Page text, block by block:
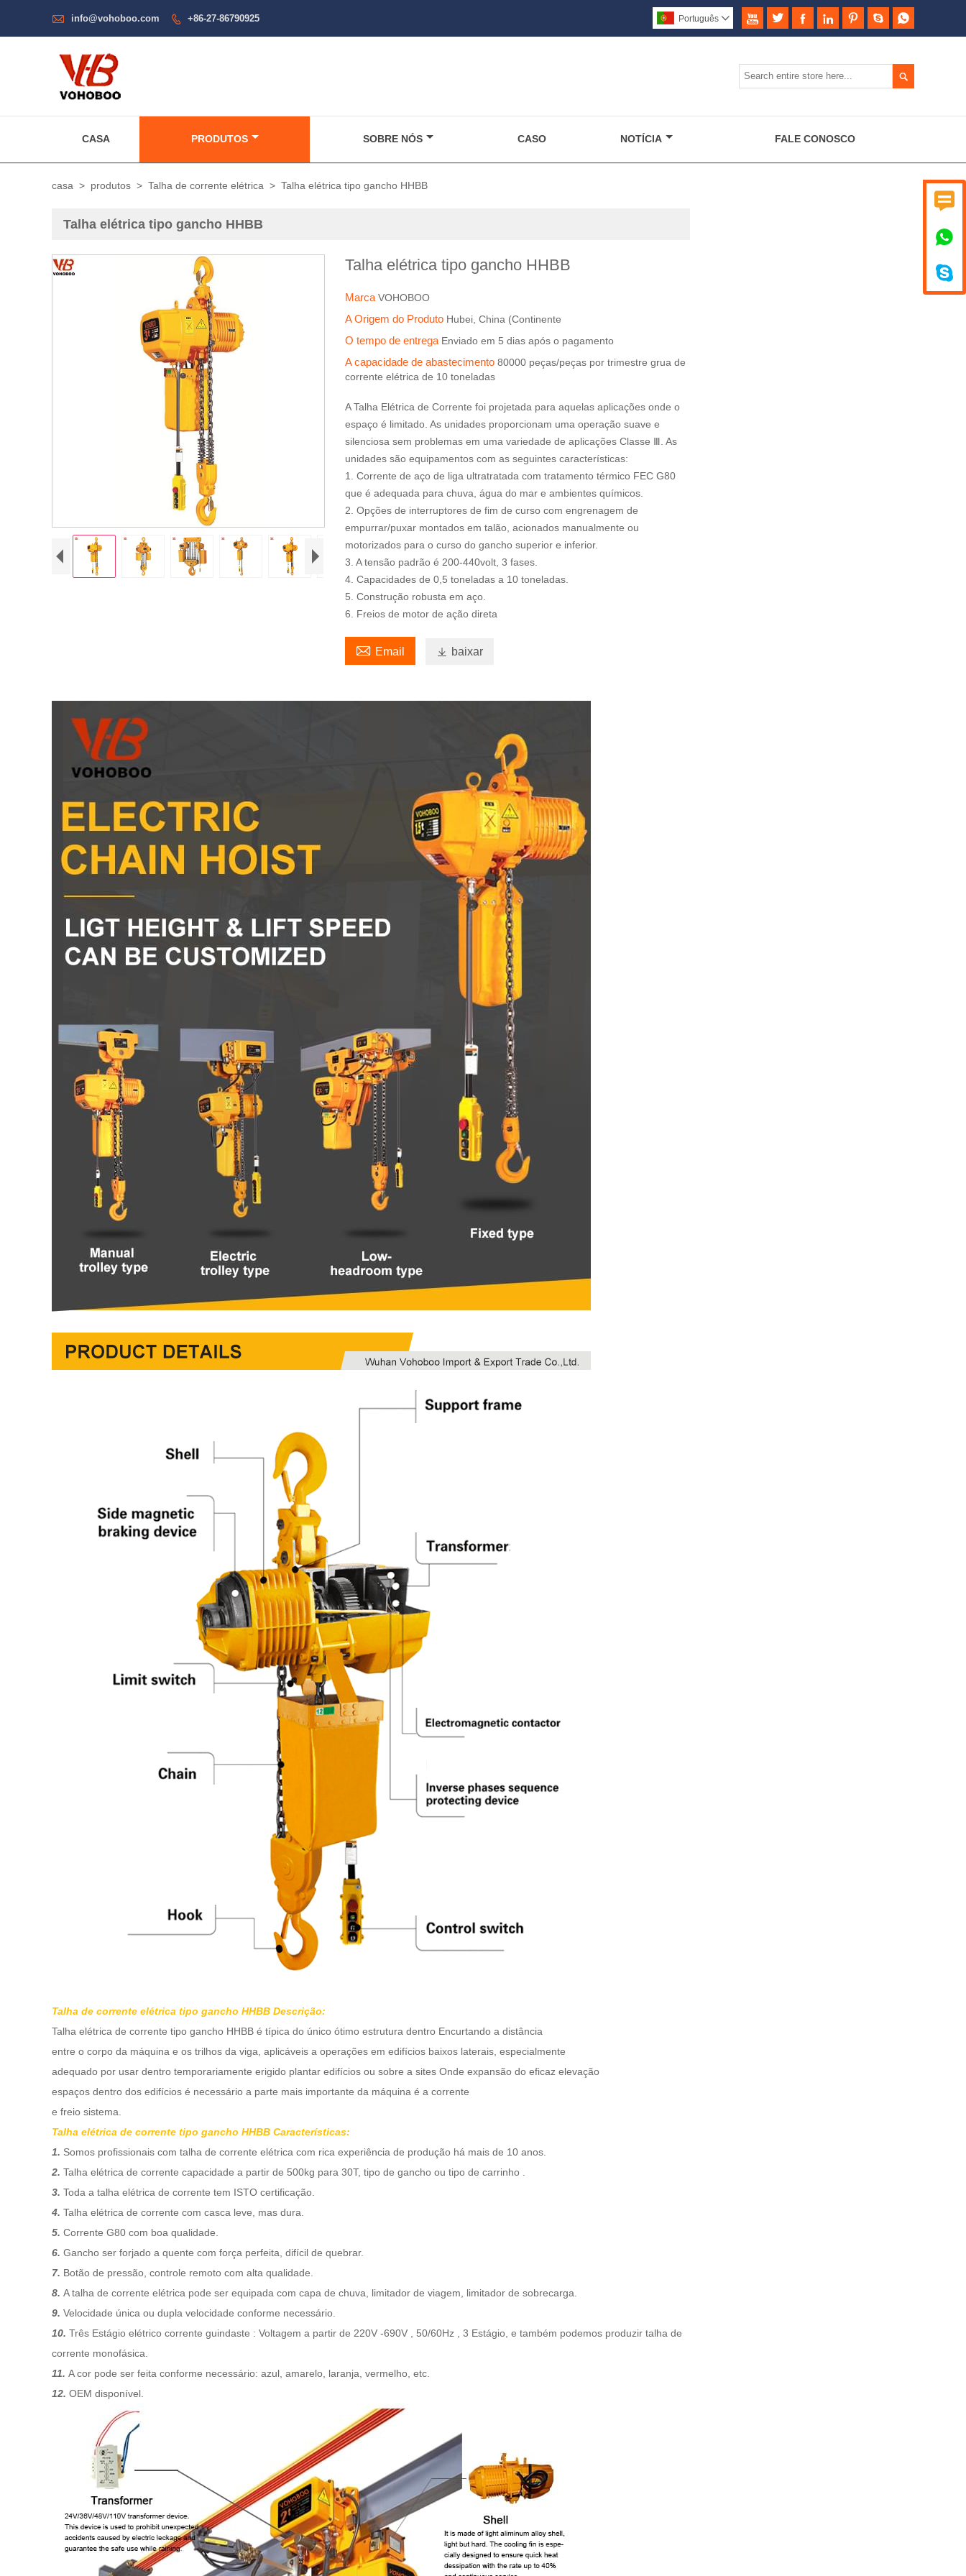



 info@vohoboo.com  +86-27-86790925       
Português 

CASA PRODUTOS SOBRE NÓS CASO NOTÍCIA FALE CONOSCO
casa > produtos > Talha de corrente elétrica > Talha elétrica tipo gancho HHBB
Talha elétrica tipo gancho HHBB
Talha elétrica tipo gancho HHBB
MarcaVOHOBOO
A Origem do Produto Hubei, China (Continente
O tempo de entrega Enviado em 5 dias após o pagamento
A capacidade de abastecimento80000 peças/peças por trimestre grua de
corrente elétrica de 10 toneladas
A Talha Elétrica de Corrente foi projetada para aquelas aplicações onde o
espaço é limitado. As unidades proporcionam uma operação suave e
silenciosa sem problemas em uma variedade de aplicações Classe Ⅲ. As
unidades são equipamentos com as seguintes características:
1. Corrente de aço de liga ultratratada com tratamento térmico FEC G80
que é adequada para chuva, água do mar e ambientes químicos.
2. Opções de interruptores de fim de curso com engrenagem de
empurrar/puxar montados em talão, acionados manualmente ou
motorizados para o curso do gancho superior e inferior.
3. A tensão padrão é 200-440volt, 3 fases.
4. Capacidades de 0,5 toneladas a 10 toneladas.
5. Construção robusta em aço.
6. Freios de motor de ação direta
 Email  baixar
Talha de corrente elétrica tipo gancho HHBB Descrição:
Talha elétrica de corrente tipo gancho HHBB é típica do único ótimo estrutura dentro Encurtando a distância
entre o corpo da máquina e os trilhos da viga, aplicáveis ​​a operações em edifícios baixos laterais, especialmente
adequado por usar dentro temporariamente erigido plantar edifícios ou sobre a sites Onde expansão do eficaz elevação
espaços dentro dos edifícios é necessário a parte mais importante da máquina é a corrente
e freio sistema.
Talha elétrica de corrente tipo gancho HHBB Características:
1. Somos profissionais com talha de corrente elétrica com rica experiência de produção há mais de 10 anos.
2. Talha elétrica de corrente capacidade a partir de 500kg para 30T, tipo de gancho ou tipo de carrinho
3. Toda a talha elétrica de corrente tem ISTO certificação
4. Talha elétrica de corrente com casca leve, mas dura.
5. Corrente G80 com boa qualidade.
6. Gancho ser forjado a quente com força perfeita, difícil de quebrar.
7. Botão de pressão, controle remoto com alta qualidade.
8. A talha de corrente elétrica pode ser equipada com capa de chuva, limitador de viagem, limitador de sobrecarga.
9. Velocidade única ou dupla velocidade conforme necessário.
10. Três Estágio elétrico corrente guindaste : Voltagem a partir de 220V -690V 50/60Hz 3 Estágio , e também podemos produzir talha de
corrente monofásica.
11. A cor pode ser feita conforme necessário: azul, amarelo, laranja, vermelho, etc.
12. OEM disponível.